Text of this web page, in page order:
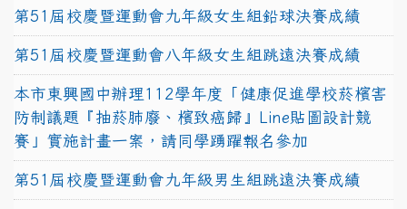
第51屆校慶暨運動會九年級女生組鉛球決賽成績
第51屆校慶暨運動會八年級女生組跳遠決賽成績
本市東興國中辦理112學年度「健康促進學校菸檳害
防制議題『抽菸肺廢、檳致癌歸』Line貼圖設計競
賽」實施計畫一案，請同學踴躍報名參加
第51屆校慶暨運動會九年級男生組跳遠決賽成績